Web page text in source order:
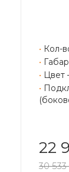
• Кол-
•
• Цвет
•
22
30